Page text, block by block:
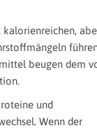
kalorienreichen,
beugen dem
und
Wenn der